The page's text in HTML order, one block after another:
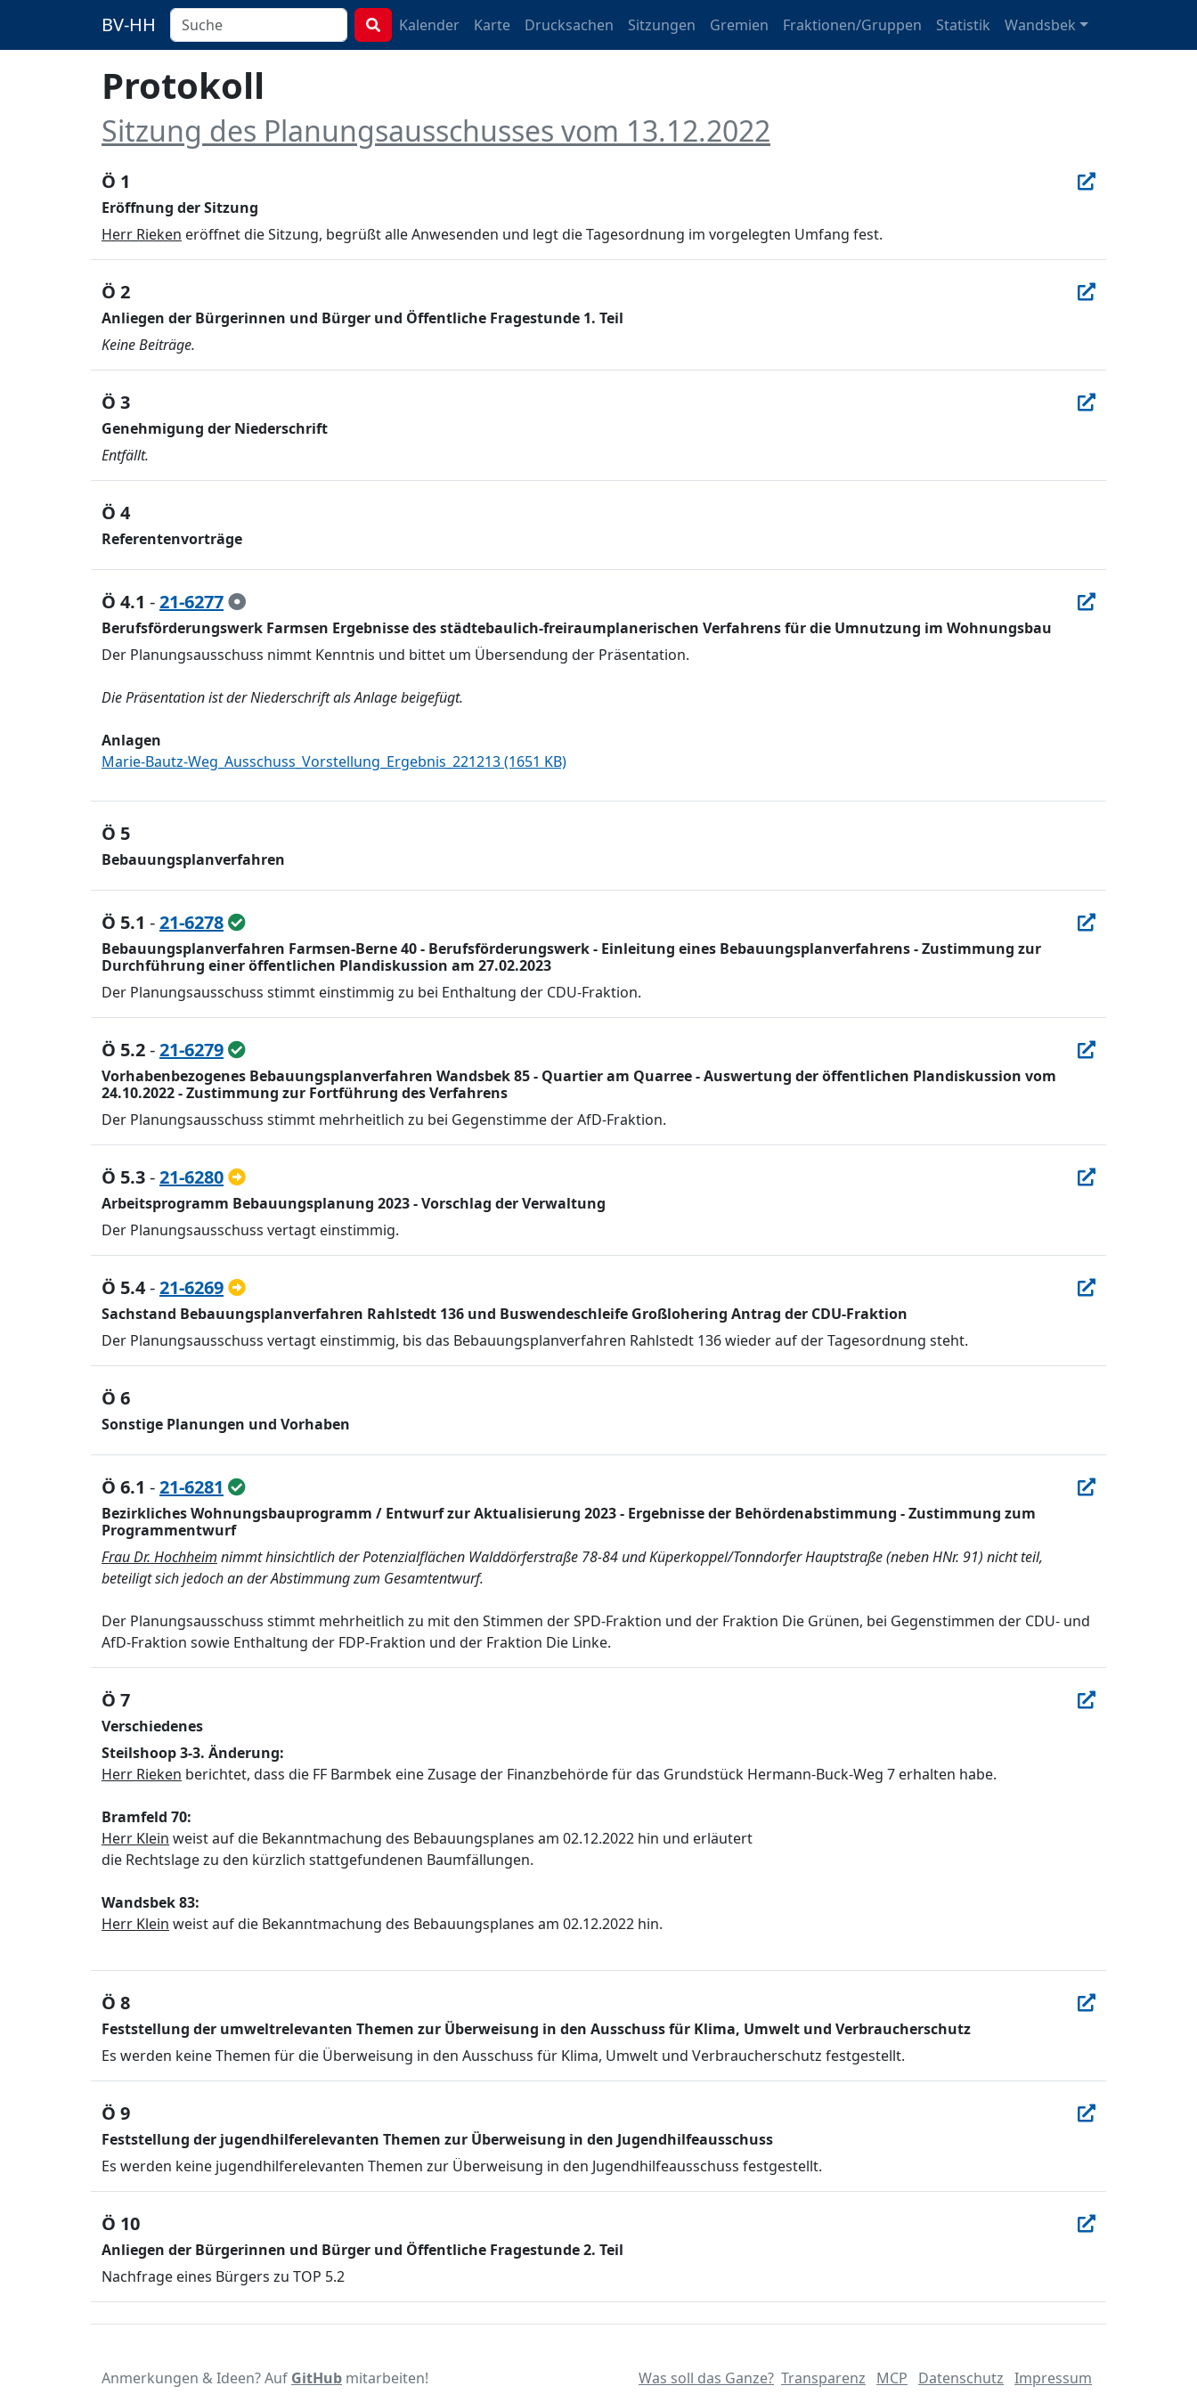
BV-HH Kalender Karte Drucksachen Sitzungen Gremien Fraktionen/Gruppen Statistik Wandsbek
Protokoll
Sitzung des Planungsausschusses vom 13.12.2022
Ö 1
Eröffnung der Sitzung
Herr Rieken eröffnet die Sitzung, begrüßt alle Anwesenden und legt die Tagesordnung im vorgelegten Umfang fest.
Ö 2
Anliegen der Bürgerinnen und Bürger und Öffentliche Fragestunde 1. Teil
Keine Beiträge.
Ö 3
Genehmigung der Niederschrift
Entfällt.
Ö 4
Referentenvorträge
Ö 4.1 -21-6277
Berufsförderungswerk Farmsen Ergebnisse des städtebaulich-freiraumplanerischen Verfahrens für die Umnutzung im Wohnungsbau
Der Planungsausschuss nimmt Kenntnis und bittet um Übersendung der Präsentation.
Die Präsentation ist der Niederschrift als Anlage beigefügt.
Anlagen
Marie-Bautz-Weg_Ausschuss_Vorstellung_Ergebnis_221213 (1651 KB)
Ö 5
Bebauungsplanverfahren
Ö 5.1 -21-6278
Bebauungsplanverfahren Farmsen-Berne 40 - Berufsförderungswerk - Einleitung eines Bebauungsplanverfahrens - Zustimmung zur
Durchführung einer öffentlichen Plandiskussion am 27.02.2023
Der Planungsausschuss stimmt einstimmig zu bei Enthaltung der CDU-Fraktion.
Ö 5.2-21-6279
Vorhabenbezogenes Bebauungsplanverfahren Wandsbek 85 - Quartier am Quarree - Auswertung der öffentlichen Plandiskussion vom
24.10.2022 - Zustimmung zur Fortführung des Verfahrens
Der Planungsausschuss stimmt mehrheitlich zu bei Gegenstimme der AfD-Fraktion.
Ö 5.3-21-6280
Arbeitsprogramm Bebauungsplanung 2023 - Vorschlag der Verwaltung
Der Planungsausschuss vertagt einstimmig.
Ö 5.4-21-6269
Sachstand Bebauungsplanverfahren Rahlstedt 136 und Buswendeschleife Großlohering Antrag der CDU-Fraktion
Der Planungsausschuss vertagt einstimmig, bis das Bebauungsplanverfahren Rahlstedt 136 wieder auf der Tagesordnung steht.
Ö 6
Sonstige Planungen und Vorhaben
Ö 6.1 -21-6281
Bezirkliches Wohnungsbauprogramm / Entwurf zur Aktualisierung 2023 - Ergebnisse der Behördenabstimmung - Zustimmung zum
Programmentwurf
Frau Dr. Hochheim nimmt hinsichtlich der Potenzialflächen Walddörferstraße 78-84 und Küperkoppel/Tonndorfer Hauptstraße (neben HNr. 91) nicht teil,
beteiligt sich jedoch an der Abstimmung zum Gesamtentwurf.
Der Planungsausschuss stimmt mehrheitlich zu mit den Stimmen der SPD-Fraktion und der Fraktion Die Grünen, bei Gegenstimmen der CDU- und
AfD-Fraktion sowie Enthaltung der FDP-Fraktion und der Fraktion Die Linke.
Ö 7
Verschiedenes
Steilshoop 3-3. Änderung:
Herr Rieken berichtet, dass die FF Barmbek eine Zusage der Finanzbehörde für das Grundstück Hermann-Buck-Weg 7 erhalten habe.
Bramfeld 70:
Herr Klein weist auf die Bekanntmachung des Bebauungsplanes am 02.12.2022 hin und erläutert
die Rechtslage zu den kürzlich stattgefundenen Baumfällungen.
Wandsbek 83:
Herr Klein weist auf die Bekanntmachung des Bebauungsplanes am 02.12.2022 hin.
Ö 8
Feststellung der umweltrelevanten Themen zur Überweisung in den Ausschuss für Klima, Umwelt und Verbraucherschutz
Es werden keine Themen für die Überweisung in den Ausschuss für Klima, Umwelt und Verbraucherschutz festgestellt.
Ö 9
Feststellung der jugendhilferelevanten Themen zur Überweisung in den Jugendhilfeausschuss
Es werden keine jugendhilferelevanten Themen zur Überweisung in den Jugendhilfeausschuss festgestellt.
Ö 10
Anliegen der Bürgerinnen und Bürger und Öffentliche Fragestunde 2. Teil
Nachfrage eines Bürgers zu TOP 5.2
Was soll das Ganze? Transparenz MCP Datenschutz Impressum
Anmerkungen & Ideen? Auf GitHub mitarbeiten!